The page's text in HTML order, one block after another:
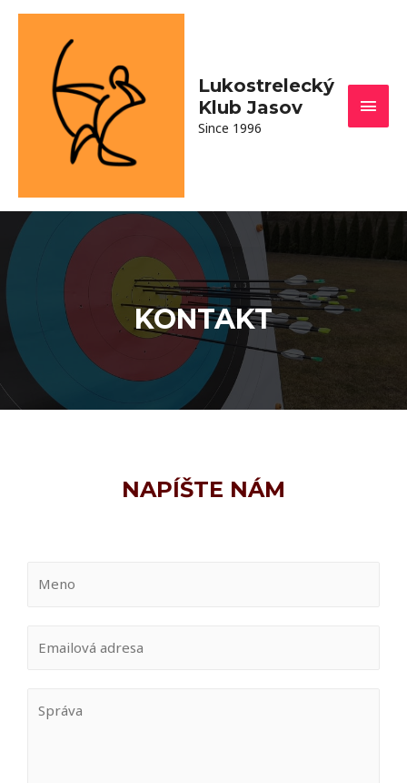
Lukostrelecký
Klub Jasov
Since 1996
KONTAKT
NAPÍŠTE NÁM